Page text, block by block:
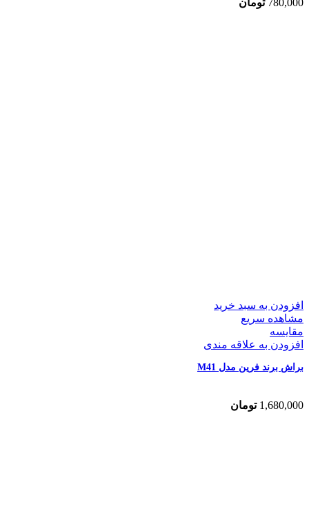
افزودن به سبد خرید
مشاهده سریع
مقایسه
افزودن به علاقه مندی
براش برند فرین مدل M41
1,680,000 تومان